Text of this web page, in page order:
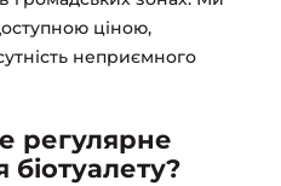
ціною,
неприємного
регулярне
біотуалету?